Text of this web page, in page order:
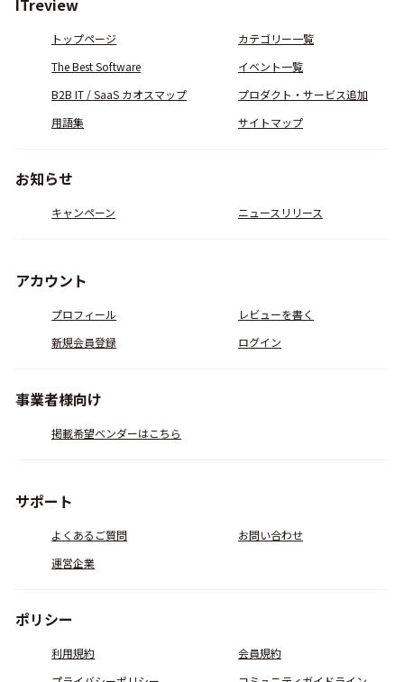
ITreview
トップページ
カテゴリー一覧
The Best Software
イベント一覧
B2B IT / SaaS カオスマップ
プロダクト・サービス追加
用語集
サイトマップ
お知らせ
キャンペーン ニュースリリース
アカウント
プロフィール
レビューを書く
新規会員登録
ログイン
事業者様向け
掲載希望ベンダーはこちら
サポート
よくあるご質問
お問い合わせ
運営企業
ポリシー
利用規約
会員規約